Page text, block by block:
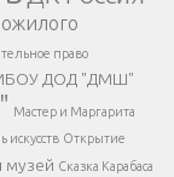
div > </div >
право
ДОД "ДМШ"
Мастер и Маргарита
искусств Открытие
музей Сказка Карабаса